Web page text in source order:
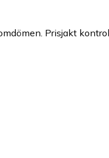
Prisjakt